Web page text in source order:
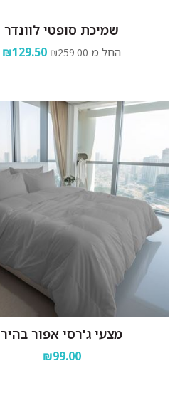
שמיכת סופטי לוונדר
החל מ ₪259.00
₪129.50
מצעי ג'רסי אפור בהיר
₪99.00